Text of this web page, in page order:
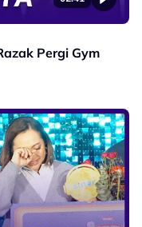
Pergi Gym